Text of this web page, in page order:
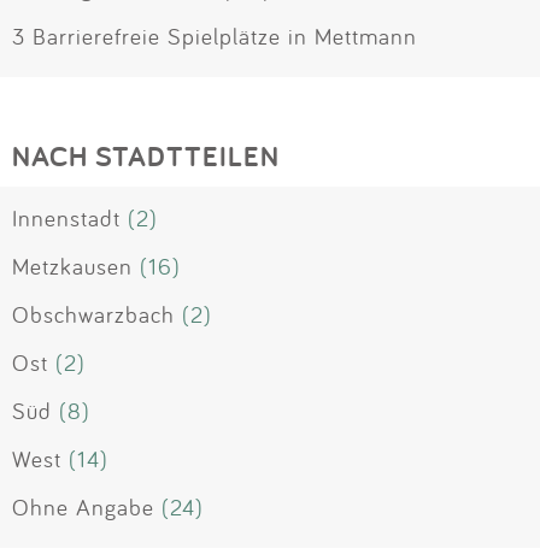
3 Barrierefreie Spielplätze in Mettmann
NACH STADTTEILEN
Innenstadt (2)
Metzkausen (16)
Obschwarzbach (2)
Ost (2)
Süd (8)
West (14)
Ohne Angabe (24)